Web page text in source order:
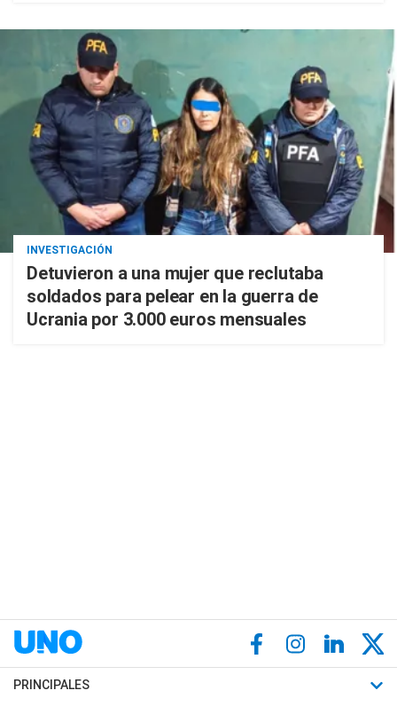
INVESTIGACIÓN
Detuvieron a una mujer que reclutaba
soldados para pelear en la guerra de
Ucrania por 3.000 euros mensuales
PRINCIPALES